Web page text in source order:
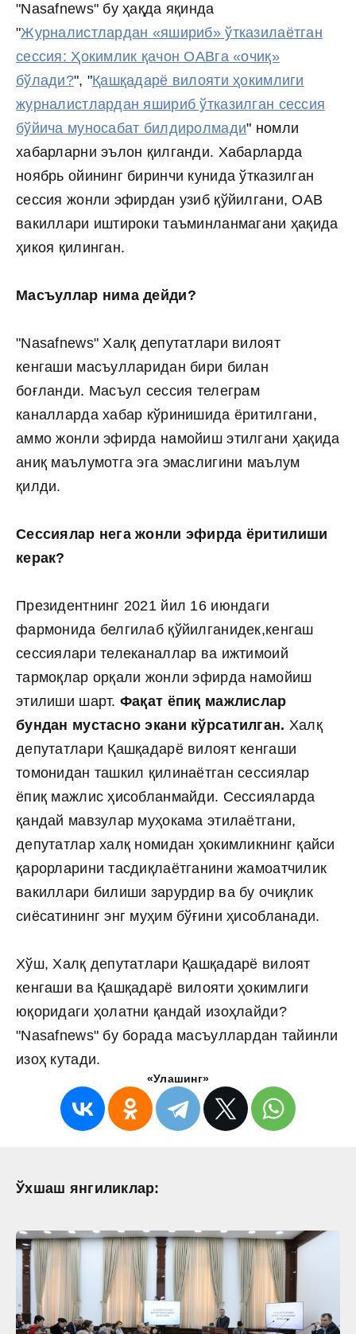
"Nasafnews" бу ҳақда яқинда
"Журналистлардан «яшириб» ўтказилаётган
сессия: Ҳокимлик қачон ОАВга «очиқ»
бўлади?", "Қашқадарё вилояти ҳокимлиги
журналистлардан яшириб ўтказилган сессия
бўйича муносабат билдиролмади" номли
хабарларни эълон қилганди. Хабарларда
ноябрь ойининг биринчи кунида ўтказилган
сессия жонли эфирдан узиб қўйилгани, ОАВ
вакиллари иштироки таъминланмагани ҳақида
ҳикоя қилинган.
Масъуллар нима дейди?
"Nasafnews" Халқ депутатлари вилоят
кенгаши масъулларидан бири билан
боғланди. Масъул сессия телеграм
каналларда хабар кўринишида ёритилгани,
аммо жонли эфирда намойиш этилгани ҳақида
аниқ маълумотга эга эмаслигини маълум
қилди.
Сессиялар нега жонли эфирда ёритилиши
керак?
Президентнинг 2021 йил 16 июндаги
фармонида белгилаб қўйилганидек,кенгаш
сессиялари телеканаллар ва ижтимоий
тармоқлар орқали жонли эфирда намойиш
этилиши шарт. Фақат ёпиқ мажлислар
бундан мустасно экани кўрсатилган. Халқ
депутатлари Қашқадарё вилоят кенгаши
томонидан ташкил қилинаётган сессиялар
ёпиқ мажлис ҳисобланмайди. Сессияларда
қандай мавзулар муҳокама этилаётгани,
депутатлар халқ номидан ҳокимликнинг қайси
қарорларини тасдиқлаётганини жамоатчилик
вакиллари билиши зарурдир ва бу очиқлик
сиёсатининг энг муҳим бўғини ҳисобланади.
Хўш, Халқ депутатлари Қашқадарё вилоят
кенгаши ва Қашқадарё вилояти ҳокимлиги
юқоридаги ҳолатни қандай изоҳлайди?
"Nasafnews" бу борада масъуллардан тайинли
изоҳ кутади.
«Улашинг»
Ўхшаш янгиликлар: